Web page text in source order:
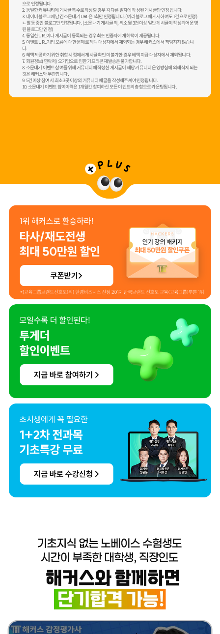
으로 인정됩니다.
2. 동일한 커뮤니티에 게시글 복수로 작성할 경우 각 다른 일자에 작성된 게시글만 인정됩니다.
3. 네이버 블로그에 남긴 소문내기 URL은 1회만 인정됩니다. (여러 블로그에 게시하여도 1건으로 인정)
ㄴ 활동 중인 블로그만 인정됩니다. (소문내기 게시글 외, 최소 월 3건 이상 일반 게시글이 작성되어 운영
된 블로그만 인정)
4. 동일한 URL이나 게시글이 등록되는 경우 최초 인증자에게 헤택이 제공됩니다.
5. 이벤트 URL 기입 오류에 대한 문제로 헤택 대상자에서 제외되는 경우 해커스에서 책임지지 않습니
다.
6. 혜택 제공하기 위한 취합 시점에서 게시글 확인이 불가한 경우 헤택 지급 대상자에서 제외됩니다.
7. 회원정보(연락처) 오기입으로 인한 기프티콘 재발송은 불가합니다.
8. 소문내기 이벤트 참여를 위해 커뮤니티에 작성한 게시글이 해당 커뮤니티 운영방침에 의해 삭제되는
것은 해커스와 무관합니다.
9. 5건 이상 참여 시 최소 3곳 이상의 커뮤니티에 글을 작성해주셔야 인정됩니다.
10. 소문내기 이벤트 참여이력은 1개월간 참여하신 모든 이벤트의 총합으로 카운팅됩니다.